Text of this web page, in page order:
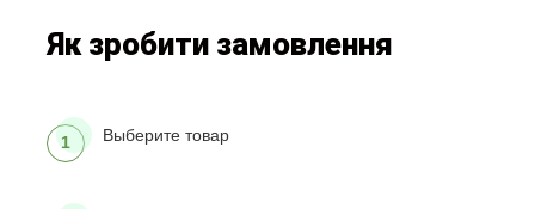
Як зробити замовлення
1 Выберите товар